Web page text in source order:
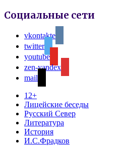
Социальные сети
vkontakte
twitter
youtube
zen-yandex
mail
12+
Лицейские беседы
Русский Север
Литература
История
И.С.Фрадков